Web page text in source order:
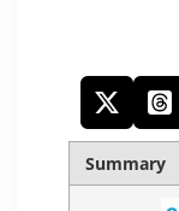
Summary